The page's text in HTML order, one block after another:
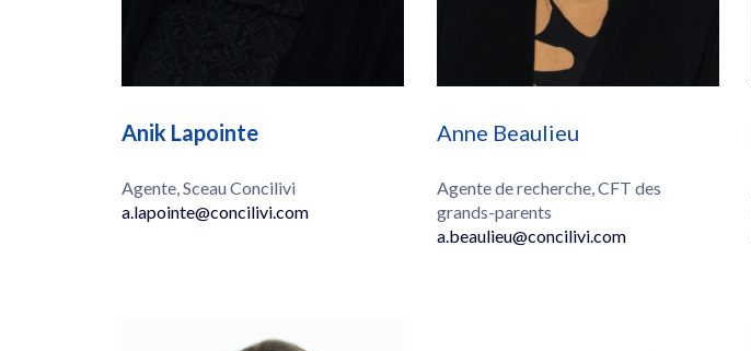
Anik Lapointe
Agente, Sceau Concilivi
a.lapointe@concilivi.com
Anne Beaulieu
Agente de recherche, CFT des
grands-parents
a.beaulieu@concilivi.com